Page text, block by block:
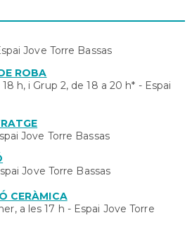
- Espai Jove Torre Bassas
ROBA
h, i Grup 2, de 18 a 20 h* - Espai
Jove Torre Bassas
Jove Torre Bassas
CERÀMICA
a les 17 h - Espai Jove Torre